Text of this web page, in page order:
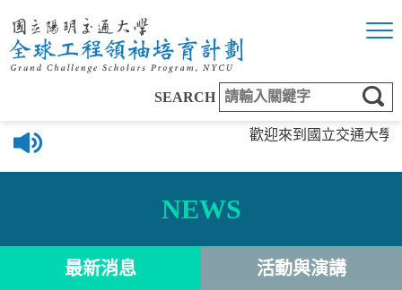
SEARCH
歡迎來到國立交通大學全
NEWS
最新消息 活動與演講